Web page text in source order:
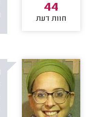
44
חוות דעת